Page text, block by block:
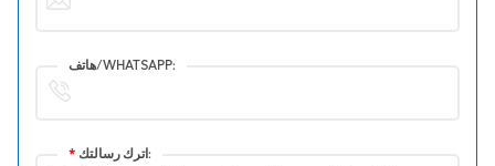
هاتف/WHATSAPP:
* اترك رسالتك: